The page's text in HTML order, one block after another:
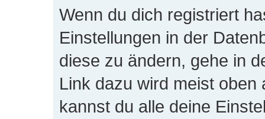
Wenn du dich registriert
Einstellungen in der
diese zu ändern, gehe in
Link dazu wird meist
kannst du alle deine